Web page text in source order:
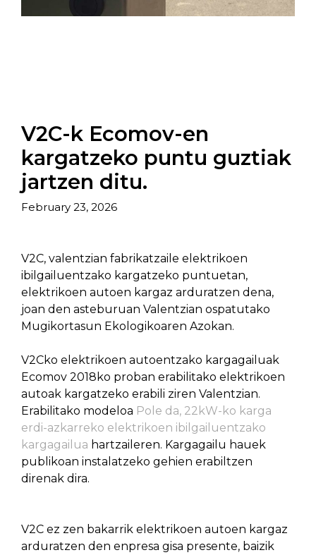
V2C-k Ecomov-en
kargatzeko puntu guztiak
jartzen ditu.
February 23, 2026
V2C, valentzian fabrikatzaile elektrikoen
ibilgailuentzako kargatzeko puntuetan,
elektrikoen autoen kargaz arduratzen dena,
joan den asteburuan Valentzian ospatutako
Mugikortasun Ekologikoaren Azokan.
V2Cko elektrikoen autoentzako kargagailuak
Ecomov 2018ko proban erabilitako elektrikoen
autoak kargatzeko erabili ziren Valentzian.
Erabilitako modeloa Pole da, 22kW-ko karga
erdi-azkarreko elektrikoen ibilgailuentzako
kargagailua hartzaileren. Kargagailu hauek
publikoan instalatzeko gehien erabiltzen
direnak dira.
V2C ez zen bakarrik elektrikoen autoen kargaz
arduratzen den enpresa gisa presente, baizik